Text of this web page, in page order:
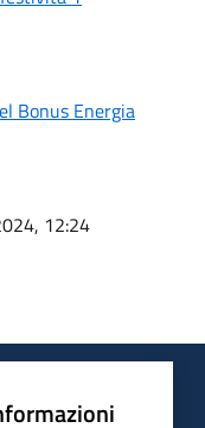
Bonus Energia
12:24